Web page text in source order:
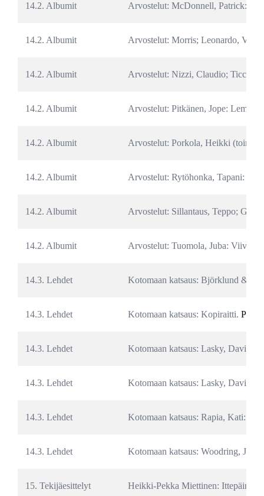
14.2. Albumit Arvostelut: McDonnell, Patrick:
14.2. Albumit Arvostelut: Morris; Leonardo, V.;
14.2. Albumit Arvostelut: Nizzi, Claudio; Ticci,
14.2. Albumit Arvostelut: Pitkänen, Jope: Lempi
14.2. Albumit Arvostelut: Porkola, Heikki (toim.):
14.2. Albumit Arvostelut: Rytöhonka, Tapani:
14.2. Albumit Arvostelut: Sillantaus, Teppo;
14.2. Albumit Arvostelut: Tuomola, Juba: Viivi ja
14.3. Lehdet Kotomaan katsaus: Björklund &
14.3. Lehdet Kotomaan katsaus: Kopiraitti. PDF
14.3. Lehdet Kotomaan katsaus: Lasky, David:
14.3. Lehdet Kotomaan katsaus: Lasky, David:
14.3. Lehdet Kotomaan katsaus: Rapia, Kati:
14.3. Lehdet Kotomaan katsaus: Woodring, Jim;
15. Tekijäesittelyt Heikki-Pekka Miettinen: Ittepäinen